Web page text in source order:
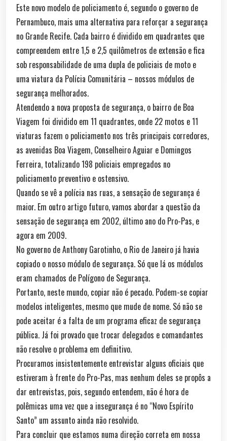
Este novo modelo de policiamento é, segundo o governo de
Pernambuco, mais uma alternativa para reforçar a segurança
no Grande Recife. Cada bairro é dividido em quadrantes que
compreendem entre 1,5 e 2,5 quilômetros de extensão e fica
sob responsabilidade de uma dupla de policiais de moto e
uma viatura da Polícia Comunitária – nossos módulos de
segurança melhorados.
Atendendo a nova proposta de segurança, o bairro de Boa
Viagem foi dividido em 11 quadrantes, onde 22 motos e 11
viaturas fazem o policiamento nos três principais corredores,
as avenidas Boa Viagem, Conselheiro Aguiar e Domingos
Ferreira, totalizando 198 policiais empregados no
policiamento preventivo e ostensivo.
Quando se vê a polícia nas ruas, a sensação de segurança é
maior. Em outro artigo futuro, vamos abordar a questão da
sensação de segurança em 2002, último ano do Pro-Pas, e
agora em 2009.
No governo de Anthony Garotinho, o Rio de Janeiro já havia
copiado o nosso módulo de segurança. Só que lá os módulos
eram chamados de Polígono de Segurança.
Portanto, neste mundo, copiar não é pecado. Podem-se copiar
modelos inteligentes, mesmo que mude de nome. Só não se
pode aceitar é a falta de um programa eficaz de segurança
pública. Já foi provado que trocar delegados e comandantes
não resolve o problema em definitivo.
Procuramos insistentemente entrevistar alguns oficiais que
estiveram à frente do Pro-Pas, mas nenhum deles se propôs a
dar entrevistas, pois, segundo entendem, não é hora de
polêmicas uma vez que a insegurança é no “Novo Espírito
Santo” um assunto ainda não resolvido.
Para concluir que estamos numa direção correta em nossa